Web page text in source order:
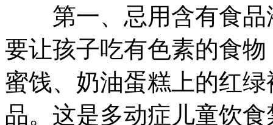
第一、忌用含有食品
要让孩子吃有色素的食
蜜饯、奶油蛋糕上的红
品。这是多动症儿童饮